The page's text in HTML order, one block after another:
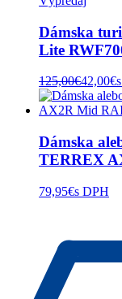
Dámska
Lite
125,00€42,00€
Dámska
TERREX
79,95€s DPH